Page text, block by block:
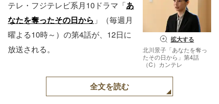
拡大する
北川景子「あなたを奪っ
たその日から」第4話
（C）カンテレ
テレ・フジテレビ系月10ドラマ「あ
なたを奪ったその日から 」（毎週月
曜よる10時～）の第4話が、12日に
放送される。
全文を読む